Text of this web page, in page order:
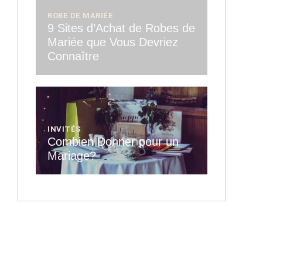
ROBE DE MARIÉE
9 Sites d’Achat de Robes de
Mariée que Vous Devriez
Connaître
INVITÉS
Combien Donner pour un
Mariage?